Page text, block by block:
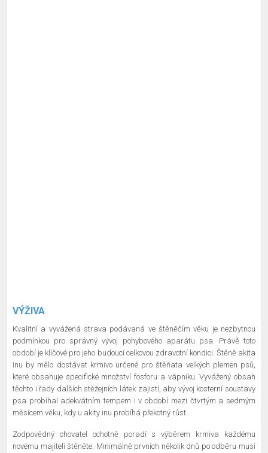
VÝŽIVA
Kvalitní a vyvážená strava podávaná ve štěněčím věku je nezbytnou
podmínkou pro správný vývoj pohybového aparátu psa. Právě toto
období je klíčové pro jeho budoucí celkovou zdravotní kondici. Štěně akita
inu by mělo dostávat krmivo určené pro štěňata velkých plemen psů,
které obsahuje specifické množství fosforu a vápníku. Vyvážený obsah
těchto i řady dalších stěžejních látek zajistí, aby vývoj kosterní soustavy
psa probíhal adekvátním tempem i v období mezi čtvrtým a sedmým
měsícem věku, kdy u akity inu probíhá překotný růst.
Zodpovědný chovatel ochotně poradí s výběrem krmiva každému
novému majiteli štěněte. Minimálně prvních několik dnů po odběru musí